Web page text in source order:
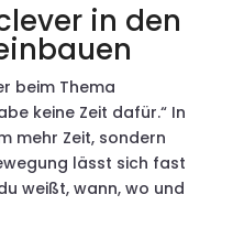
in den
beim Thema
keine Zeit dafür.“ In
mehr Zeit, sondern
lässt sich fast
weißt, wann, wo und